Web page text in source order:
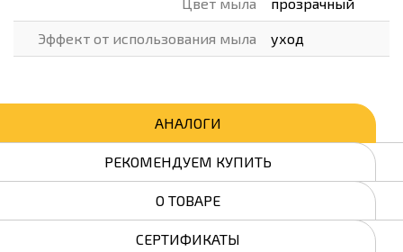
Эффект от использования мыла уход
АНАЛОГИ
РЕКОМЕНДУЕМ КУПИТЬ
О ТОВАРЕ
СЕРТИФИКАТЫ